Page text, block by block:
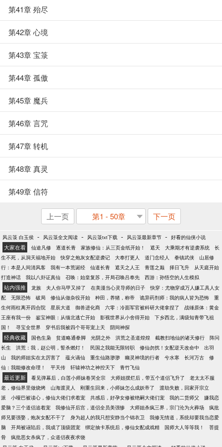
第41章 殆尽
第42章 心境
第43章 宝箓
第44章 孤傲
第45章 魔兵
第46章 言咒
第47章 转机
第48章 真灵
第49章 信符
上一页 第1 - 50章 下一页
风云箓 白玉侯 - 风云箓全文阅读 - 风云箓txt下载 - 风云箓最新章节 - 好看的仙侠小说
大家在看 仙途凡修 逐道长青 家族修仙：从三页金纸开始！ 遮天 大乘期才有逆袭系统
长
生不死，从洞天福地开始
快穿之炮灰女配逆袭记 大奉打更人 道门念经人 拳镇武侠
山居修
行：本是人间清风客
我有一本荒诞经 仙道长青 遮天之人王 青莲之巅 择日飞升
从天庭开始
打造神话
我以八卦证真仙 召唤：始皇复苏，开局召唤吕奉先 西游：孙悟空的人生模拟
站内强推 龙族 夫人你马甲又掉了 在美漫当心灵导师的日子
快穿：尤物穿成万人嫌工具人女
配
无限恐怖 破局 修仙从做杂役开始 种田，养猪，称帝 诡异药剂师：我的病人皆为恐怖
重
生何雨柱离开四合院
星辰大道 御兽进化商 六零：冷面军官被科研大佬拿捏了
战锤原体：黄金
王座有我一份
鉴宝神眼：从缅北逃亡开始 影视世界从小舍得开始
下乡西北，满级知青带飞祖
国！
寻宝全世界 穿书后我被四个哥哥宠上天 阴间神探
经典收藏 国色生枭 贫道略通拳脚 光阴之外 洪荒之圣道煌煌 截教扫地仙的诸天修行
阵问
长生
洪荒：我，赵公明，誓杀燃灯！ 民国之我能无限转职 修仙勿扰！女配逆天改命中
出羽
山
我的师姐实在太厉害了 蕴火谪仙 重生仙路渺渺 幽灵神境的行者 兮水寒 长河万古
修
仙：我能修改命理！
平天传 轩辕神功之神控天下 青竹飞仙
最近更新 看见弹幕后，白莲小师妹卷哭全宗 大师姐摆烂后，带五个道侣飞升了
老太太不服
老，修仙界里做烧烤
山海渡灵人 刚重生回来，小师妹怎么成妖帝了
渡劫失败，回家开宗立
派
小哑巴被读心，修仙大佬们求着宠 共感后，好孕女修被绝嗣大佬们宠 我的二货师父
嫌我恋
爱脑？三个道侣追着宠
我修仙开后宫，道侣全员美强惨 大师姐杀疯三界，宗门沦为火葬场
疯批
师兄要强娶，炮灰女配不干了
身为超人的我只想安静当个锦衣卫
我修无情道，系统却要我当恋爱
脑
开局被诬陷后，我成了顶级团宠 绑定抽卡系统后，修仙女配成戏精 国师大人等等我！
菩提
骨
疯批恶女杀疯了，众道侣夜夜求饶